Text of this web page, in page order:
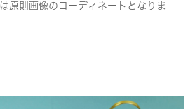
原則画像のコーディネートとなりま